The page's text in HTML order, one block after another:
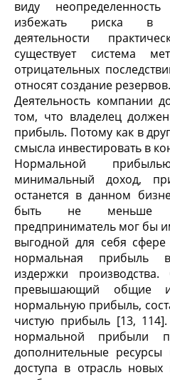
виду
избежать риска в
деятельности
существует система
отрицательных
относят создание резервов.
Деятельность компании
том, что владелец
прибыль. Потому как в
смысла инвестировать в
Нормальной
минимальный доход,
останется в данном
быть не меньше
предприниматель мог бы
выгодной для себя сфере
нормальная прибыль
издержки
превышающий общие
нормальную прибыль,
чистую прибыль [13,
нормальной прибыли
дополнительные
доступа в отрасль